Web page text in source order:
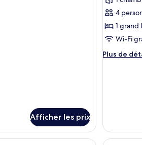
Afficher les prix
type
de 4
1 grand
Wi-Fi
Plus de
Plus